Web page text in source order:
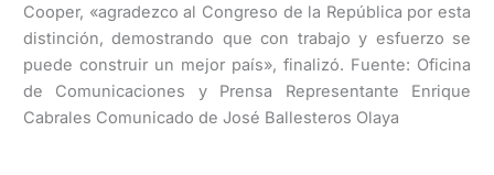
Cooper, «agradezco al Congreso de la República por esta
distinción, demostrando que con trabajo y esfuerzo se
puede construir un mejor país», finalizó. Fuente: Oficina
de Comunicaciones y Prensa Representante Enrique
Cabrales Comunicado de José Ballesteros Olaya